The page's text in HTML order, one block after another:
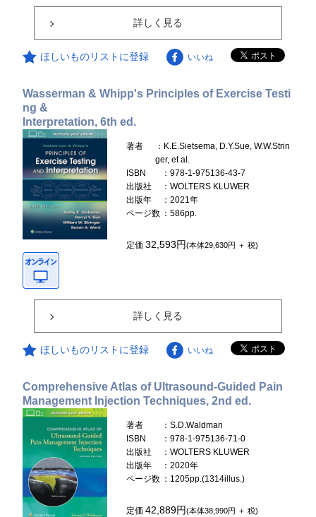
詳しく見る
ほしいものリストに登録 いいね
Wasserman & Whipp's Principles of Exercise Testi
ng &
Interpretation, 6th ed.
著者
：K.E.Sietsema, D.Y.Sue, W.W.Strin
ger, et al.
ISBN
：978-1-975136-43-7
出版社
：WOLTERS KLUWER
出版年
：2021年
ページ数 ：586pp.
定価32,593円(本体29,630円 ＋ 税)
詳しく見る
ほしいものリストに登録 いいね
Comprehensive Atlas of Ultrasound-Guided Pain
Management Injection Techniques, 2nd ed.
著者
：S.D.Waldman
ISBN
：978-1-975136-71-0
出版社
：WOLTERS KLUWER
出版年
：2020年
ページ数 ：1205pp.(1314illus.)
定価42,889円(本体38,990円 ＋ 税)